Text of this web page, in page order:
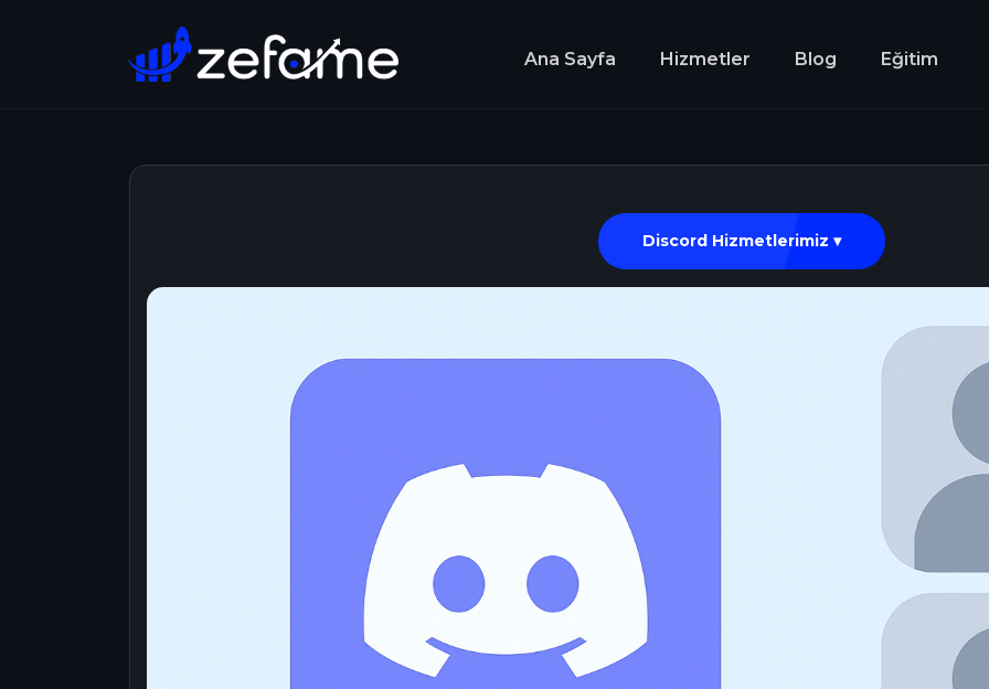
Ana Sayfa Hizmetler Blog Eğitim
Discord Hizmetlerimiz ▾